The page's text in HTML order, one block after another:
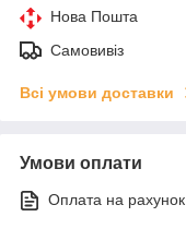
Нова Пошта
Самовивіз
Всі умови доставки
Умови оплати
Оплата на рахунок